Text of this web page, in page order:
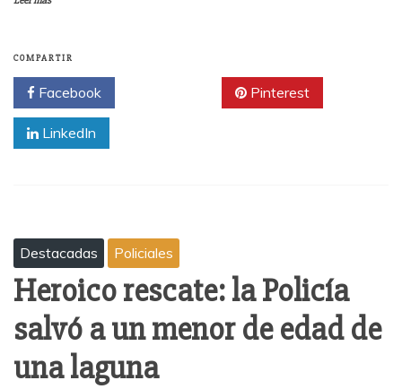
COMPARTIR
Facebook Pinterest
LinkedIn
Destacadas Policiales
Heroico rescate: la Policía
salvó a un menor de edad de
una laguna